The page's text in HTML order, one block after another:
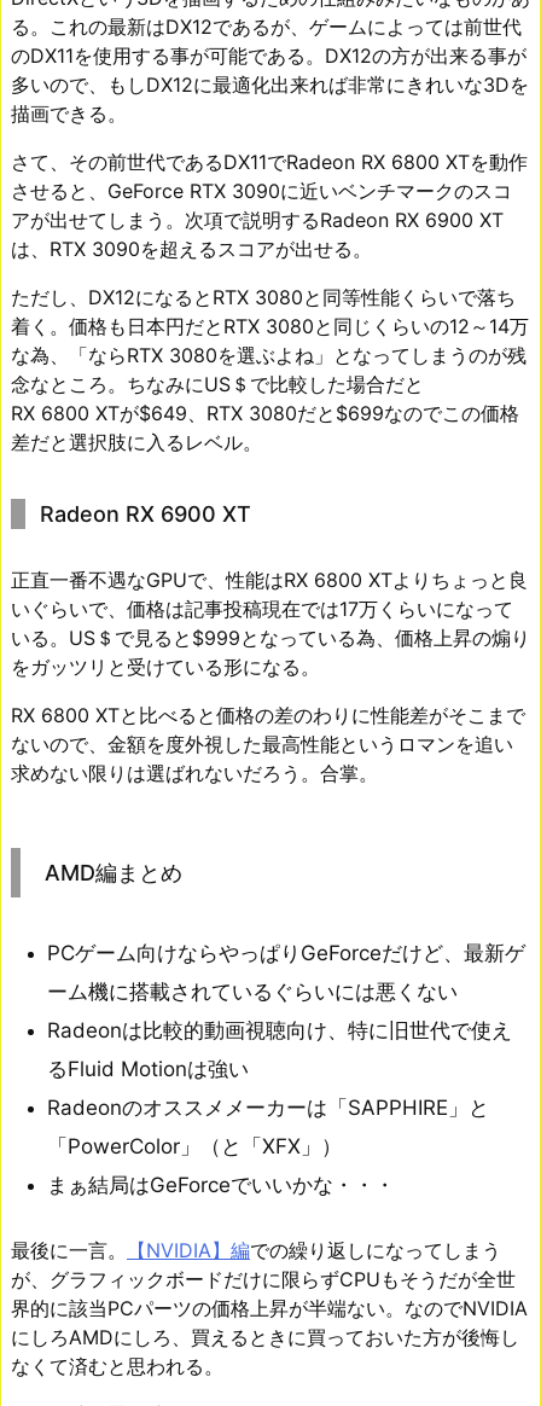
る。これの最新はDX12であるが、ゲームによっては前世代
のDX11を使用する事が可能である。DX12の方が出来る事が
多いので、もしDX12に最適化出来れば非常にきれいな3Dを
描画できる。
さて、その前世代であるDX11でRadeon RX 6800 XTを動作
させると、GeForce RTX 3090に近いベンチマークのスコ
アが出せてしまう。次項で説明するRadeon RX 6900 XT
は、RTX 3090を超えるスコアが出せる。
ただし、DX12になるとRTX 3080と同等性能くらいで落ち
着く。価格も日本円だとRTX 3080と同じくらいの12～14万
な為、「ならRTX 3080を選ぶよね」となってしまうのが残
念なところ。ちなみにUS＄で比較した場合だと
RX 6800 XTが$649、RTX 3080だと$699なのでこの価格
差だと選択肢に入るレベル。
Radeon RX 6900 XT
正直一番不遇なGPUで、性能はRX 6800 XTよりちょっと良
いぐらいで、価格は記事投稿現在では17万くらいになって
いる。US＄で見ると$999となっている為、価格上昇の煽り
をガッツリと受けている形になる。
RX 6800 XTと比べると価格の差のわりに性能差がそこまで
ないので、金額を度外視した最高性能というロマンを追い
求めない限りは選ばれないだろう。合掌。
AMD編まとめ
PCゲーム向けならやっぱりGeForceだけど、最新ゲ
ーム機に搭載されているぐらいには悪くない
Radeonは比較的動画視聴向け、特に旧世代で使え
るFluid Motionは強い
Radeonのオススメメーカーは「SAPPHIRE」と
「PowerColor」（と「XFX」）
まぁ結局はGeForceでいいかな・・・
最後に一言。 【NVIDIA】編での繰り返しになってしまう
が、グラフィックボードだけに限らずCPUもそうだが全世
界的に該当PCパーツの価格上昇が半端ない。なのでNVIDIA
にしろAMDにしろ、買えるときに買っておいた方が後悔し
なくて済むと思われる。